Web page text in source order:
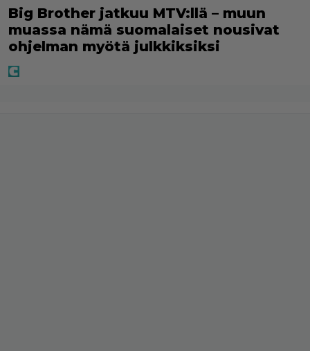
Big Brother jatkuu MTV:llä – muun
muassa nämä suomalaiset nousivat
ohjelman myötä julkkiksiksi